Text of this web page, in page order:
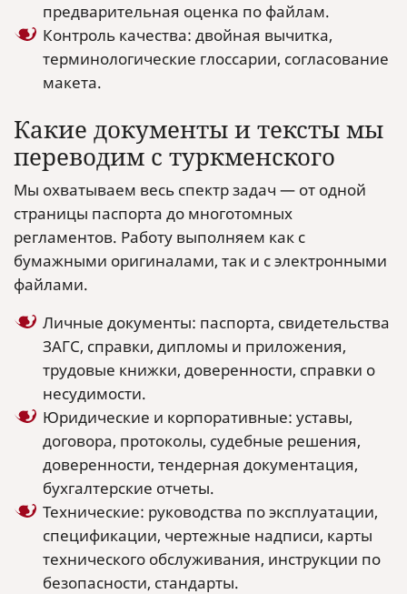
предварительная оценка по файлам.
Контроль качества: двойная вычитка,
терминологические глоссарии, согласование
макета.
Какие документы и тексты мы
переводим с туркменского
Мы охватываем весь спектр задач — от одной
страницы паспорта до многотомных
регламентов. Работу выполняем как с
бумажными оригиналами, так и с электронными
файлами.
Личные документы: паспорта, свидетельства
ЗАГС, справки, дипломы и приложения,
трудовые книжки, доверенности, справки о
несудимости.
Юридические и корпоративные: уставы,
договора, протоколы, судебные решения,
доверенности, тендерная документация,
бухгалтерские отчеты.
Технические: руководства по эксплуатации,
спецификации, чертежные надписи, карты
технического обслуживания, инструкции по
безопасности, стандарты.